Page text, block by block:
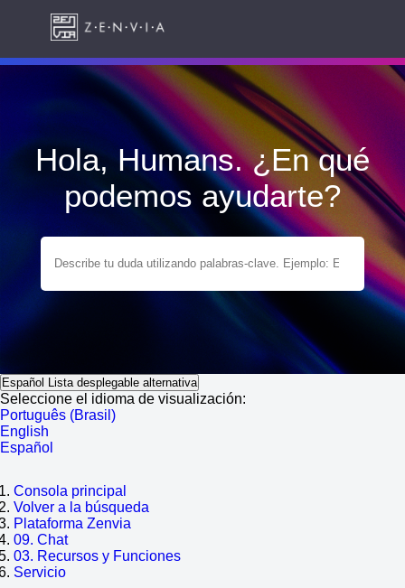
Hola, Humans. ¿En qué
podemos ayudarte?
Español Lista desplegable alternativa
Seleccione el idioma de visualización:
Português (Brasil)
English
Español
Consola principal
Volver a la búsqueda
Plataforma Zenvia
09. Chat
03. Recursos y Funciones
Servicio